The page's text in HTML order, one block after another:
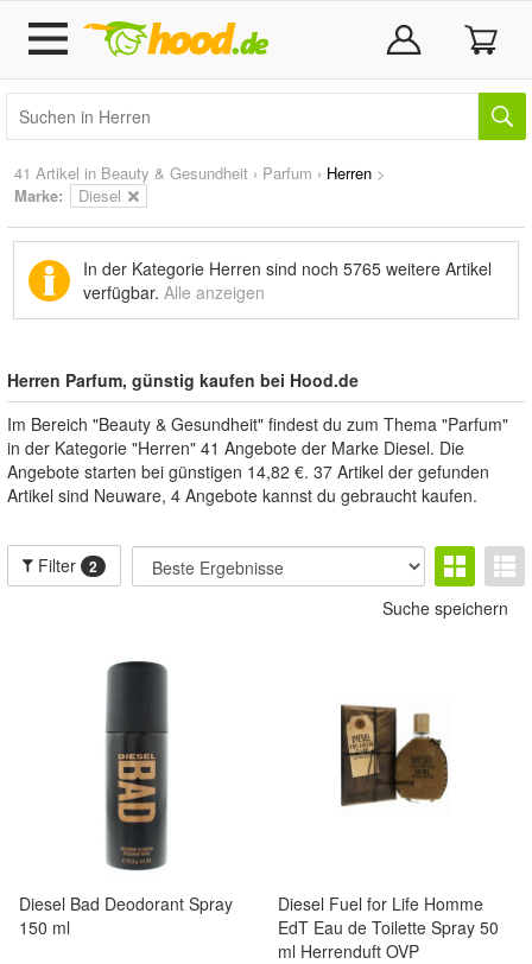
41 Artikel in Beauty & Gesundheit › Parfum › Herren >
Marke: Diesel
In der Kategorie Herren sind noch 5765 weitere Artikel
verfügbar. Alle anzeigen
Herren Parfum, günstig kaufen bei Hood.de
Im Bereich "Beauty & Gesundheit" findest du zum Thema "Parfum"
in der Kategorie "Herren" 41 Angebote der Marke Diesel. Die
Angebote starten bei günstigen 14,82 €. 37 Artikel der gefunden
Artikel sind Neuware, 4 Angebote kannst du gebraucht kaufen.
Filter 2
Suche speichern
Diesel Bad Deodorant Spray
150 ml
Diesel Fuel for Life Homme
EdT Eau de Toilette Spray 50
ml Herrenduft OVP